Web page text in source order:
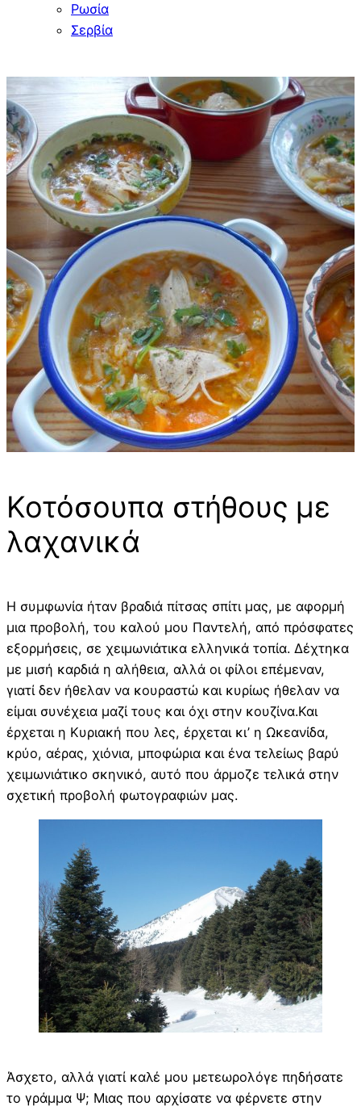
Ρωσία
Σερβία
Κοτόσουπα στήθους με
λαχανικά
Η συμφωνία ήταν βραδιά πίτσας σπίτι μας, με αφορμή
μια προβολή, του καλού μου Παντελή, από πρόσφατες
εξορμήσεις, σε χειμωνιάτικα ελληνικά τοπία. Δέχτηκα
με μισή καρδιά η αλήθεια, αλλά οι φίλοι επέμεναν,
γιατί δεν ήθελαν να κουραστώ και κυρίως ήθελαν να
είμαι συνέχεια μαζί τους και όχι στην κουζίνα.Και
έρχεται η Κυριακή που λες, έρχεται κι’ η Ωκεανίδα,
κρύο, αέρας, χιόνια, μποφώρια και ένα τελείως βαρύ
χειμωνιάτικο σκηνικό, αυτό που άρμοζε τελικά στην
σχετική προβολή φωτογραφιών μας.
Άσχετο, αλλά γιατί καλέ μου μετεωρολόγε πηδήσατε
το γράμμα Ψ; Μιας που αρχίσατε να φέρνετε στην